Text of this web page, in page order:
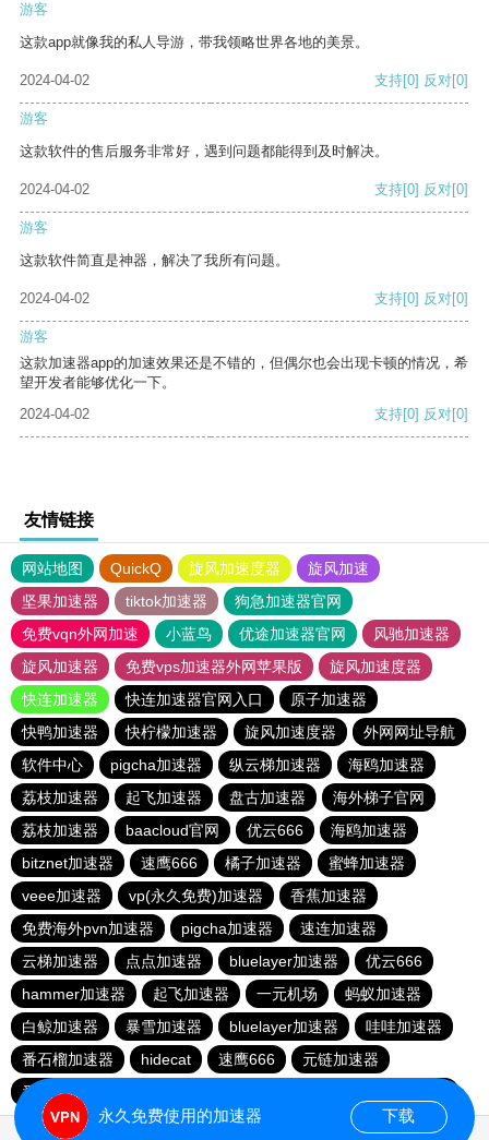
游客
这款app就像我的私人导游，带我领略世界各地的美景。
2024-04-02 支持[0] 反对[0]
游客
这款软件的售后服务非常好，遇到问题都能得到及时解决。
2024-04-02 支持[0] 反对[0]
游客
这款软件简直是神器，解决了我所有问题。
2024-04-02 支持[0] 反对[0]
游客
这款加速器app的加速效果还是不错的，但偶尔也会出现卡顿的情况，希
望开发者能够优化一下。
2024-04-02
支持[0] 反对[0]
友情链接
网站地图 QuickQ 旋风加速度器
旋风加速
坚果加速器
tiktok加速器
狗急加速器官网
免费vqn外网加速
小蓝鸟 优途加速器官网
风驰加速器
旋风加速器
免费vps加速器外网苹果版
旋风加速度器
快连加速器
快连加速器官网入口
原子加速器
快鸭加速器
快柠檬加速器 旋风加速度器
外网网址导航
软件中心
pigcha加速器 纵云梯加速器
海鸥加速器
荔枝加速器
起飞加速器 盘古加速器
海外梯子官网
荔枝加速器
baacloud官网 优云666
海鸥加速器
bitznet加速器
速鹰666 橘子加速器
蜜蜂加速器
veee加速器
vp(永久免费)加速器
香蕉加速器
免费海外pvn加速器
pigcha加速器
速连加速器
云梯加速器
点点加速器 bluelayer加速器
优云666
hammer加速器
起飞加速器 一元机场
蚂蚁加速器
白鲸加速器
暴雪加速器 bluelayer加速器
哇哇加速器
番石榴加速器
hidecat 速鹰666
元链加速器
番石榴加速器
永久免费使用的加速器 下载